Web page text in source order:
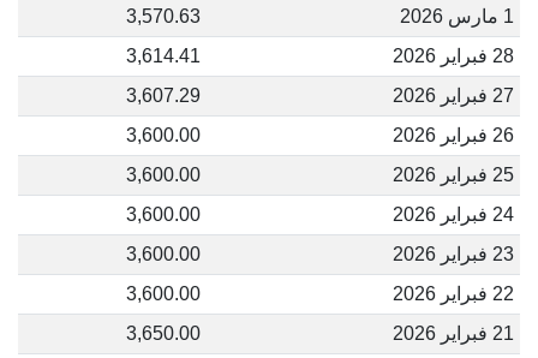
1 مارس 2026
3,570.63
28 فبراير 2026
3,614.41
27 فبراير 2026
3,607.29
26 فبراير 2026
3,600.00
25 فبراير 2026
3,600.00
24 فبراير 2026
3,600.00
23 فبراير 2026
3,600.00
22 فبراير 2026
3,600.00
21 فبراير 2026
3,650.00